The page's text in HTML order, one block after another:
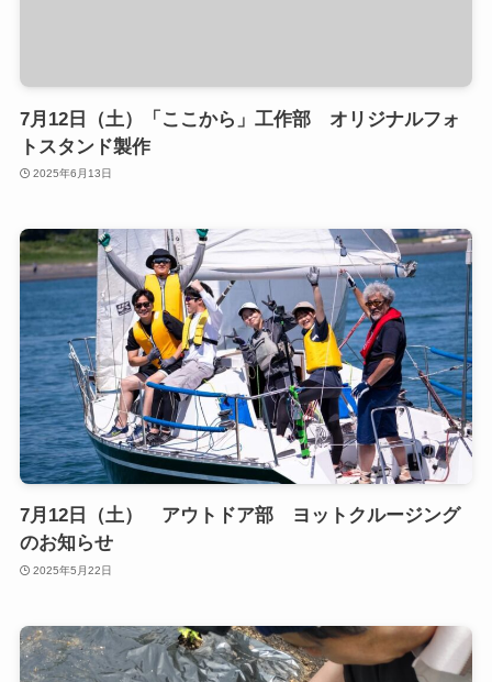
7月12日（土）「ここから」工作部 オリジナルフォ
トスタンド製作
2025年6月13日
7月12日（土） アウトドア部 ヨットクルージング
のお知らせ
2025年5月22日